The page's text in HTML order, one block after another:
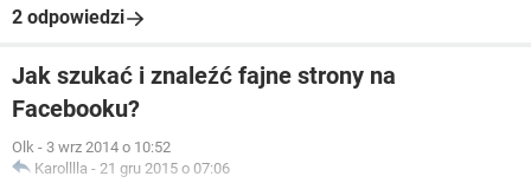
2 odpowiedzi
Jak szukać i znaleźć fajne strony na
Facebooku?
Olk - 3 wrz 2014 o 10:52
Karolllla - 21 gru 2015 o 07:06